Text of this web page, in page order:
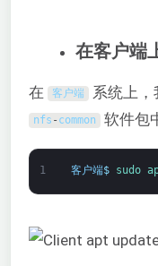
在客户端
在 客户端 系统上，
nfs - common 软件包
1 客户端$ sudo